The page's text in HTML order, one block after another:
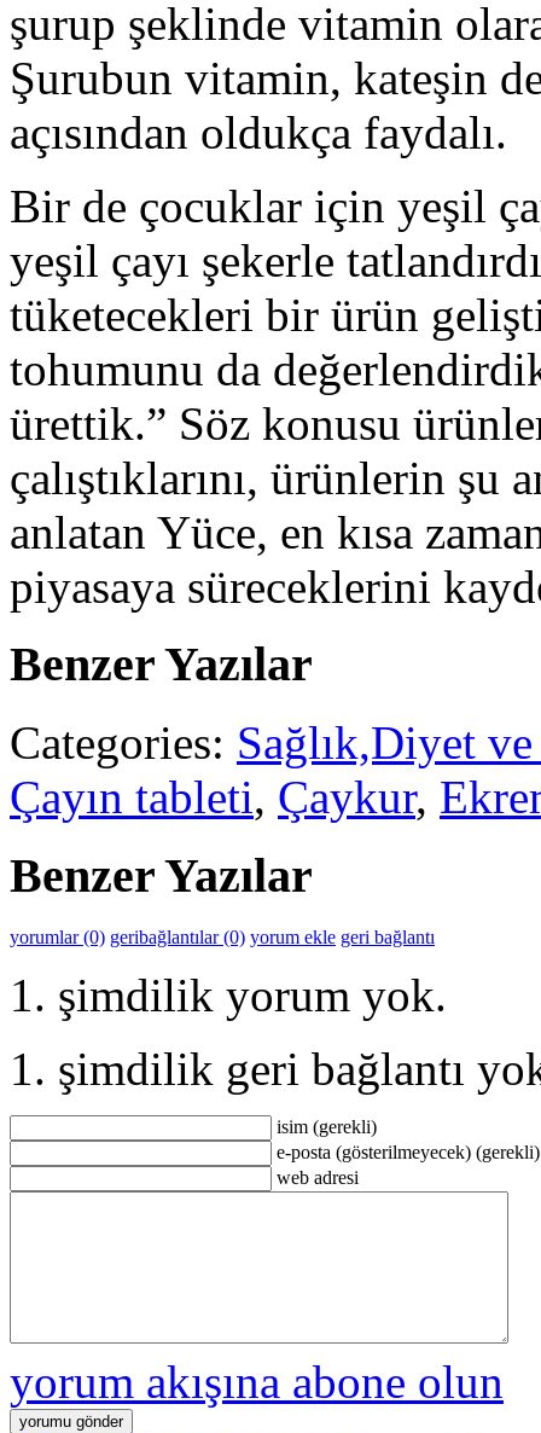
şurup şeklinde vitamin
Şurubun vitamin, kateşin
açısından oldukça faydalı.
Bir de çocuklar için yeşil
yeşil çayı şekerle
tüketecekleri bir ürün
tohumunu da
ürettik.” Söz konusu
çalıştıklarını, ürünlerin
anlatan Yüce, en kısa
piyasaya süreceklerini
Benzer Yazılar
Categories: Sağlık,Diyet
Çayın tableti, Çaykur,
Benzer Yazılar
yorumlar (0) geribağlantılar (0) yorum ekle geri bağlantı
şimdilik yorum yok.
şimdilik geri bağlantı
isim (gerekli)
e-posta (gösterilmeyecek) (gerekli)
web adresi
yorum akışına abone olun